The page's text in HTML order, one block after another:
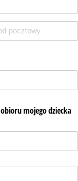
mojego dziecka